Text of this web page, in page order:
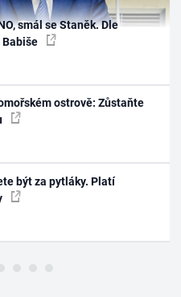
smál se Staněk. Dle
Babiše
ostrově: Zůstaňte
být za pytláky. Platí